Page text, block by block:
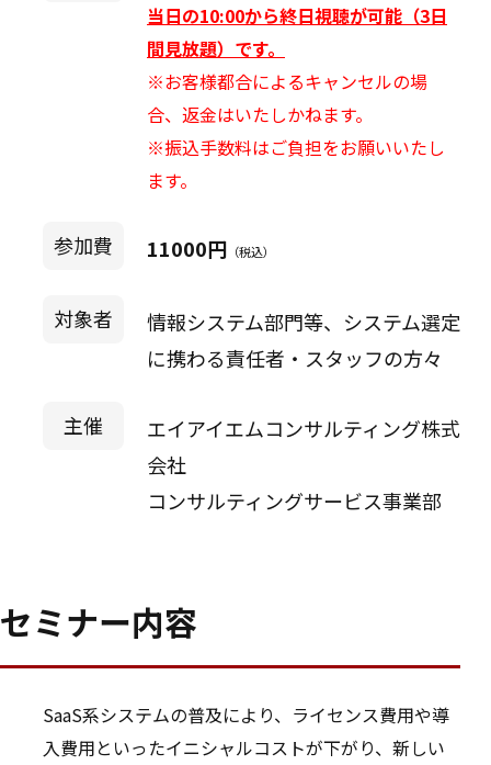
当日の10:00から終日視聴が可能（3日
間見放題）です。
※お客様都合によるキャンセルの場
合、返金はいたしかねます。
※振込手数料はご負担をお願いいたし
ます。
参加費 11000円 （税込）
対象者
情報システム部門等、システム選定
に携わる責任者・スタッフの方々
主催
エイアイエムコンサルティング株式
会社
コンサルティングサービス事業部
セミナー内容
SaaS系システムの普及により、ライセンス費用や導
入費用といったイニシャルコストが下がり、新しい